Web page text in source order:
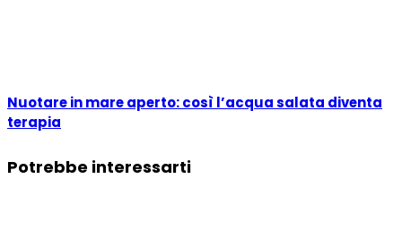
Nuotare in mare aperto: così l’acqua salata diventa
terapia
Potrebbe interessarti